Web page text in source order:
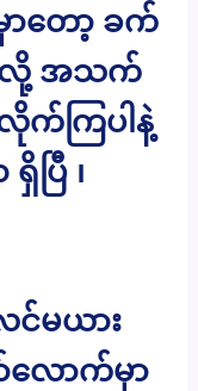
တော့ ခက်
လို့ အသက်
က်ကြပါနဲ့
ပြီ ၊
င်မယား
ောက်မှာ